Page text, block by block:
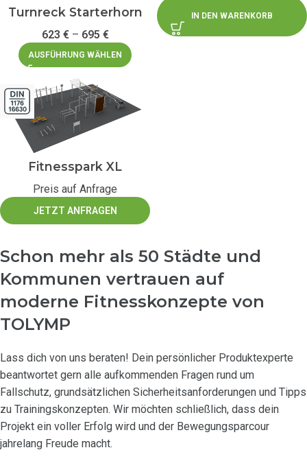
Turnreck Starterhorn
623 €– 695 €
AUSFÜHRUNG WÄHLEN
IN DEN WARENKORB
Fitnesspark XL
Preis auf Anfrage
JETZT ANFRAGEN
Schon mehr als 50 Städte und
Kommunen vertrauen auf
moderne Fitnesskonzepte von
TOLYMP
Lass dich von uns beraten! Dein persönlicher Produktexperte
beantwortet gern alle aufkommenden Fragen rund um
Fallschutz, grundsätzlichen Sicherheitsanforderungen und Tipps
zu Trainingskonzepten. Wir möchten schließlich, dass dein
Projekt ein voller Erfolg wird und der Bewegungsparcour
jahrelang Freude macht.